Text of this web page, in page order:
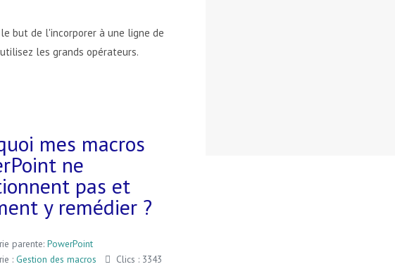
but de l'incorporer à une ligne de
les grands opérateurs.
mes macros
ne
pas et
y remédier ?
parente:PowerPoint
:Gestion des macros Clics : 3343